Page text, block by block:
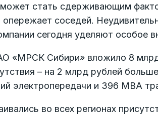
может стать сдерживающим
опережает соседей.
сегодня уделяют особое
«МРСК Сибири» вложило 8 млрд
– на 2 млрд рублей
электропередачи и 396 МВА
во всех регионах